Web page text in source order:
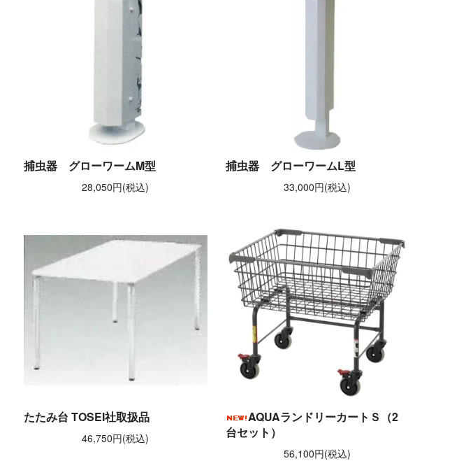
捕虫器 グローワームM型
28,050円(税込)
捕虫器 グローワームL型
33,000円(税込)
たたみ台 TOSEI社取扱品
46,750円(税込)
AQUAランドリーカートＳ（2
台セット）
56,100円(税込)